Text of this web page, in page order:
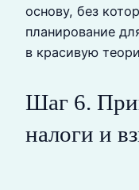
основу, без
планирование
в красивую
Шаг 6.
налоги и